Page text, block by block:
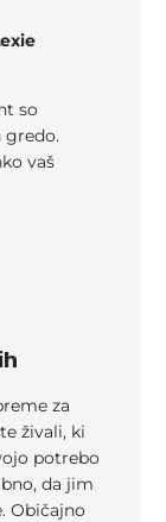
so
gredo.
vaš
za
živali, ki
potrebo
da jim
Običajno